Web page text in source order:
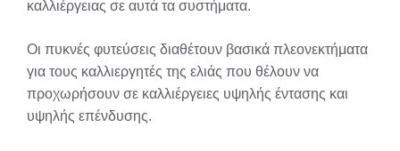
καλλιέργειας σε αυτά τα συστήματα.
Οι πυκνές φυτεύσεις διαθέτουν βασικά πλεονεκτήματα
για τους καλλιεργητές της ελιάς που θέλουν να
προχωρήσουν σε καλλιέργειες υψηλής έντασης και
υψηλής επένδυσης.